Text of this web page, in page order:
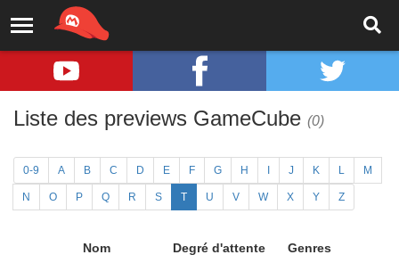
Liste des previews GameCube (0)
0-9 A B C D E F G H J K L M
N O P Q R S T U V W X Y Z
Nom Degré d'attente Genres